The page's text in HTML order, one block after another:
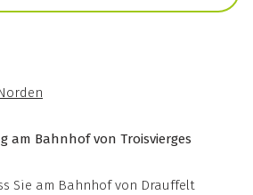
am Bahnhof von Troisvierges
Sie am Bahnhof von Drauffelt